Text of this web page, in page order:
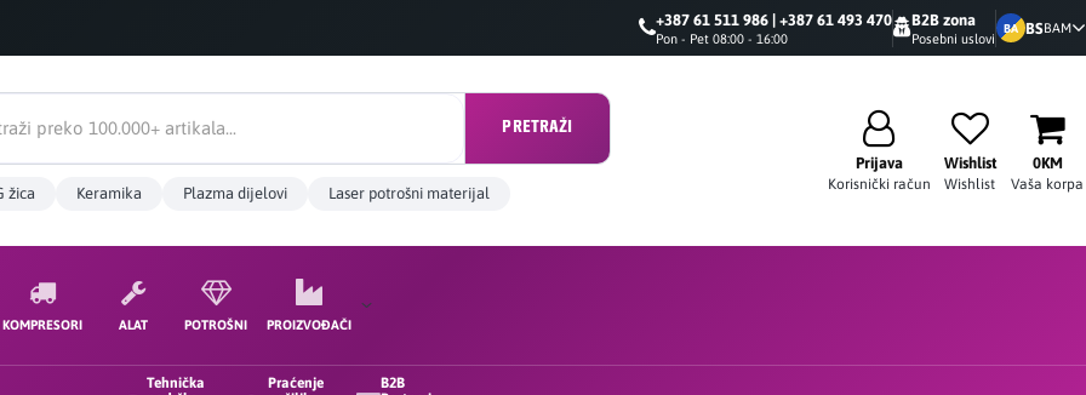
+387 61 511 986 | +387 61 493 470
Pon - Pet 08:00 - 16:00
B2B zona
Posebni uslovi
BA BSBAM
PRETRAŽI
žica Keramika Plazma dijelovi Laser potrošni materijal
Prijava
Korisnički račun
Wishlist
Wishlist
0KM
Vaša korpa
KOMPRESORI ALAT POTROŠNI PROIZVOĐAČI
Tehnička
Praćenje
B2B